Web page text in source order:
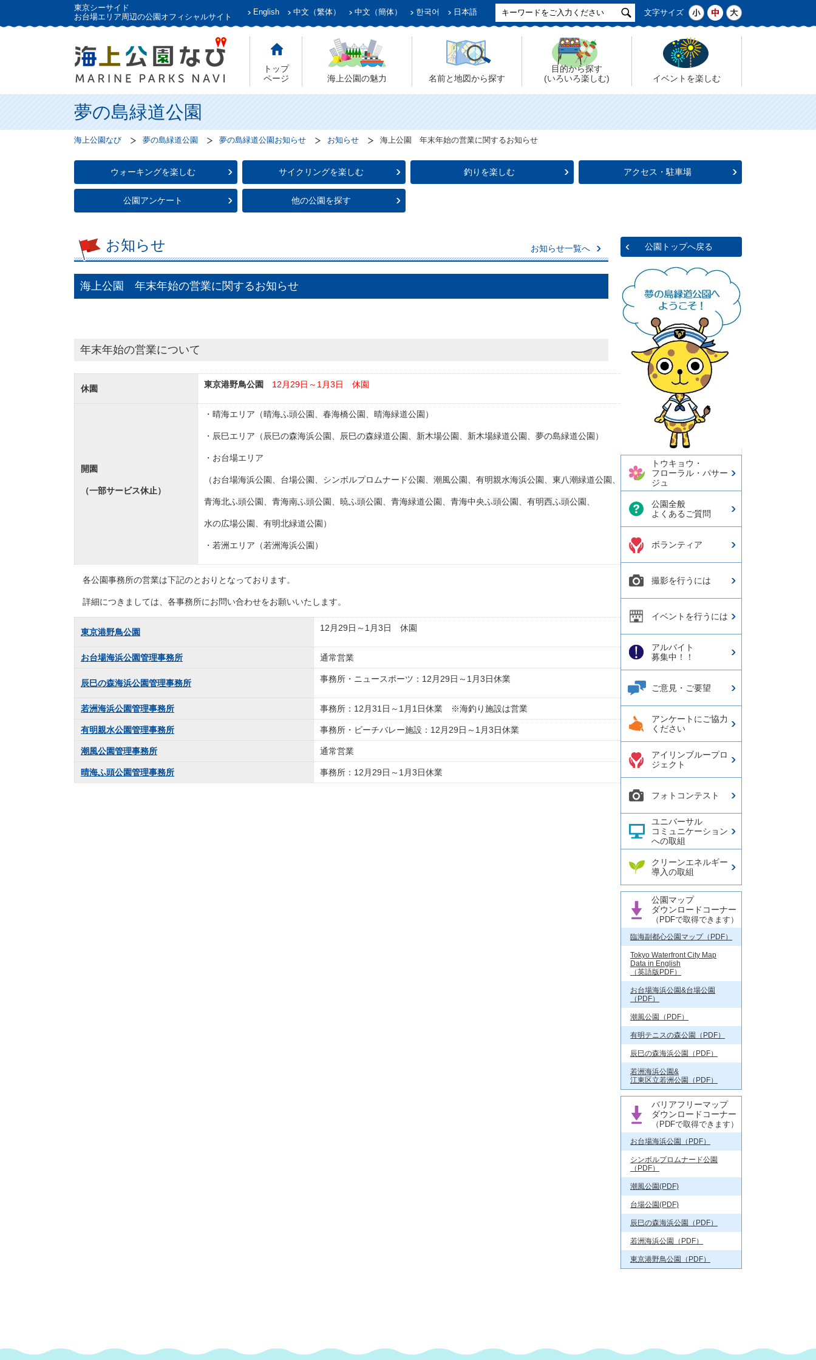
東京シーサイド
お台場エリア周辺の公園オフィシャルサイト
English 中文（繁体） 中文（簡体） 한국어 日本語 文字サイズ
トップ
ページ
海上公園の魅力 名前と地図から探す
目的から探す
(いろいろ楽しむ)
イベントを楽しむ
夢の島緑道公園
海上公園なび 夢の島緑道公園 夢の島緑道公園お知らせ お知らせ 海上公園 年末年始の営業に関するお知らせ
ウォーキングを楽しむ サイクリングを楽しむ 釣りを楽しむ アクセス・駐車場
公園アンケート 他の公園を探す
お知らせ お知らせ一覧へ
海上公園 年末年始の営業に関するお知らせ
年末年始の営業について
休園 東京港野鳥公園 12月29日～1月3日 休園
開園
（一部サービス休止）
・晴海エリア（晴海ふ頭公園、春海橋公園、晴海緑道公園）
・辰巳エリア（辰巳の森海浜公園、辰巳の森緑道公園、新木場公園、新木場緑道公園、夢の島緑道公園）
・お台場エリア
（お台場海浜公園、台場公園、シンボルプロムナード公園、潮風公園、有明親水海浜公園、東八潮緑道公園、
青海北ふ頭公園、青海南ふ頭公園、暁ふ頭公園、青海緑道公園、青海中央ふ頭公園、有明西ふ頭公園、
水の広場公園、有明北緑道公園）
・若洲エリア（若洲海浜公園）
各公園事務所の営業は下記のとおりとなっております。
詳細につきましては、各事務所にお問い合わせをお願いいたします。
東京港野鳥公園 12月29日～1月3日 休園
お台場海浜公園管理事務所 通常営業
辰巳の森海浜公園管理事務所 事務所・ニュースポーツ：12月29日～1月3日休業
若洲海浜公園管理事務所 事務所：12月31日～1月1日休業 ※海釣り施設は営業
有明親水公園管理事務所 事務所・ビーチバレー施設：12月29日～1月3日休業
潮風公園管理事務所 通常営業
晴海ふ頭公園管理事務所 事務所：12月29日～1月3日休業
公園トップへ戻る
トウキョウ・
フローラル・パサー
ジュ
公園全般
よくあるご質問
ボランティア
撮影を行うには
イベントを行うには
アルバイト
募集中！！
ご意見・ご要望
アンケートにご協力
ください
アイリンブループロ
ジェクト
フォトコンテスト
ユニバーサル
コミュニケーション
への取組
クリーンエネルギー
導入の取組
公園マップ
ダウンロードコーナー
（PDFで取得できます）
臨海副都心公園マップ（PDF）
Tokyo Waterfront City Map
Data in English
（英語版PDF）
お台場海浜公園&台場公園
（PDF）
潮風公園（PDF）
有明テニスの森公園（PDF）
辰巳の森海浜公園（PDF）
若洲海浜公園&
江東区立若洲公園（PDF）
バリアフリーマップ
ダウンロードコーナー
（PDFで取得できます）
お台場海浜公園（PDF）
シンボルプロムナード公園
（PDF）
潮風公園(PDF)
台場公園(PDF)
辰巳の森海浜公園（PDF）
若洲海浜公園（PDF）
東京港野鳥公園（PDF）